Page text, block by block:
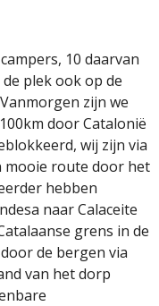
10 daarvan
plek ook op de
zijn we
door Catalonië
wij zijn via
mooie route door het
hebben
naar Calaceite
grens in de
de bergen via
van het dorp